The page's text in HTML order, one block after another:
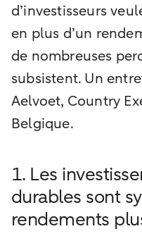
d’investisseurs
en plus d’un
de nombreuses
subsistent. Un
Aelvoet, Country
Belgique.
1. Les
durables sont
rendements